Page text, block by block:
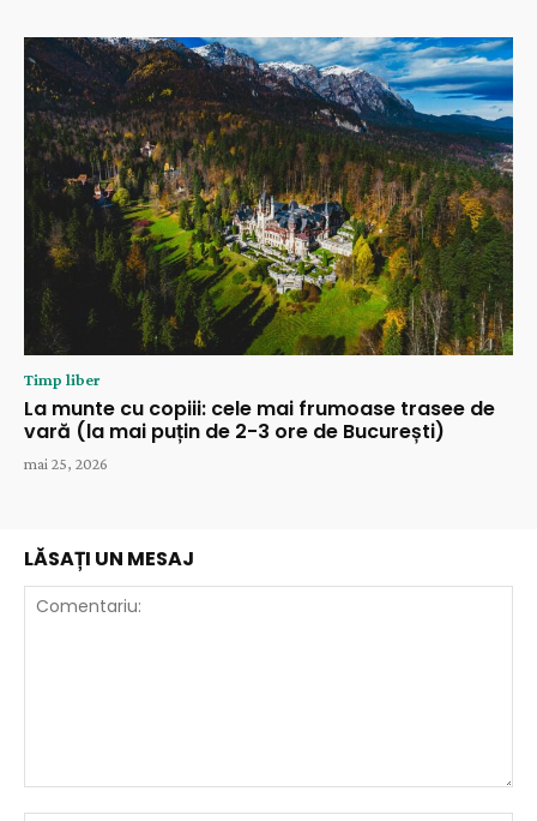
Timp liber
La munte cu copiii: cele mai frumoase trasee de
vară (la mai puțin de 2-3 ore de București)
mai 25, 2026
LĂSAȚI UN MESAJ